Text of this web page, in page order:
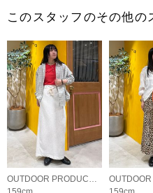
このスタッフのその他の